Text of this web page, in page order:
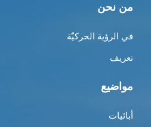
من نحن
في الرؤية الحركيّة
تعريف
مواضيع
أبائيات